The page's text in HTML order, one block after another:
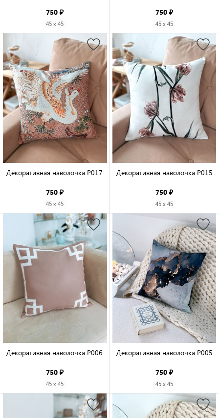
750 ₽
45 x 45
750 ₽
45 x 45
Декоративная наволочка P017
750 ₽
45 x 45
Декоративная наволочка P015
750 ₽
45 x 45
Декоративная наволочка P006
750 ₽
45 x 45
Декоративная наволочка P005
750 ₽
45 x 45